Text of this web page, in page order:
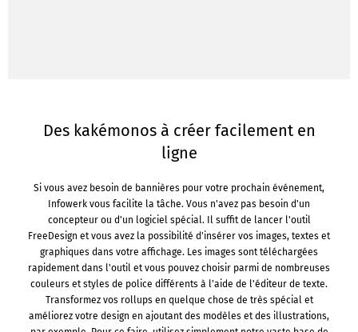
Des kakémonos à créer facilement en
ligne
Si vous avez besoin de bannières pour votre prochain événement,
Infowerk vous facilite la tâche. Vous n'avez pas besoin d'un
concepteur ou d'un logiciel spécial. Il suffit de lancer l'outil
FreeDesign et vous avez la possibilité d'insérer vos images, textes et
graphiques dans votre affichage. Les images sont téléchargées
rapidement dans l'outil et vous pouvez choisir parmi de nombreuses
couleurs et styles de police différents à l'aide de l'éditeur de texte.
Transformez vos rollups en quelque chose de très spécial et
améliorez votre design en ajoutant des modèles et des illustrations,